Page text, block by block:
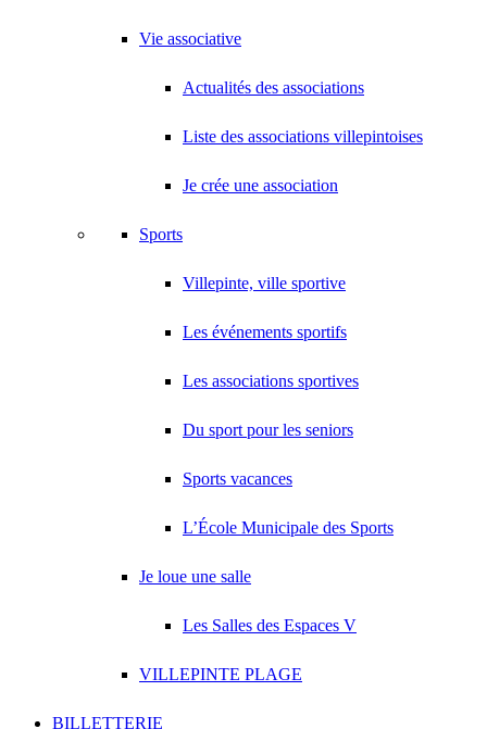
Vie associative
Actualités des associations
Liste des associations villepintoises
Je crée une association
Sports
Villepinte, ville sportive
Les événements sportifs
Les associations sportives
Du sport pour les seniors
Sports vacances
L’École Municipale des Sports
Je loue une salle
Les Salles des Espaces V
VILLEPINTE PLAGE
BILLETTERIE